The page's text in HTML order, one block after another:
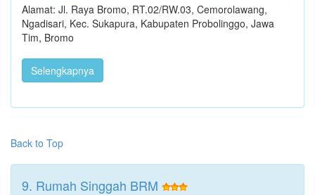
Alamat: Jl. Raya Bromo, RT.02/RW.03, Cemorolawang,
Ngadisari, Kec. Sukapura, Kabupaten Probolinggo, Jawa
Tim, Bromo
Selengkapnya
Back to Top
9. Rumah Singgah BRM